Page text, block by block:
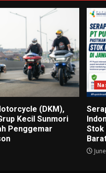
(DKM),
Kecil Sunmori
Penggemar
Stok